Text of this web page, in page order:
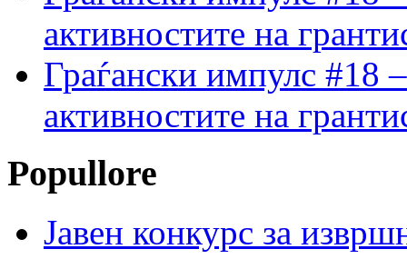
активностите на
Граѓански импулс #18
активностите на
Popullore
Јавен конкурс за